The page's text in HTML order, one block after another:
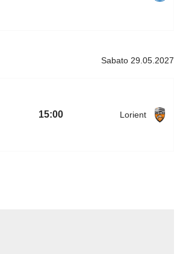
Sabato 29.05.2027
15:00 Lorient